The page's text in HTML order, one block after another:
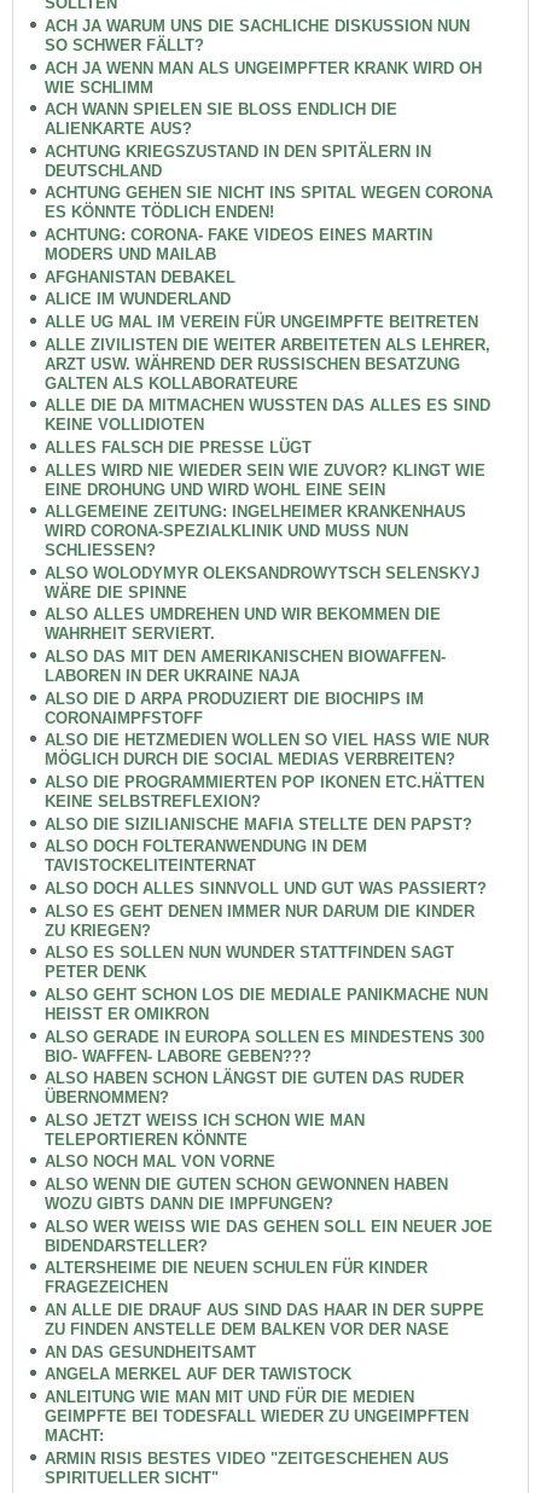
ACH JA WARUM UNS DIE SACHLICHE DISKUSSION NUN
SO SCHWER FÄLLT?
ACH JA WENN MAN ALS UNGEIMPFTER KRANK WIRD OH
WIE SCHLIMM
ACH WANN SPIELEN SIE BLOSS ENDLICH DIE
ALIENKARTE AUS?
ACHTUNG KRIEGSZUSTAND IN DEN SPITÄLERN IN
DEUTSCHLAND
ACHTUNG GEHEN SIE NICHT INS SPITAL WEGEN CORONA
ES KÖNNTE TÖDLICH ENDEN!
ACHTUNG: CORONA- FAKE VIDEOS EINES MARTIN
MODERS UND MAILAB
AFGHANISTAN DEBAKEL
ALICE IM WUNDERLAND
ALLE UG MAL IM VEREIN FÜR UNGEIMPFTE BEITRETEN
ALLE ZIVILISTEN DIE WEITER ARBEITETEN ALS LEHRER,
ARZT USW. WÄHREND DER RUSSISCHEN BESATZUNG
GALTEN ALS KOLLABORATEURE
ALLE DIE DA MITMACHEN WUSSTEN DAS ALLES ES SIND
KEINE VOLLIDIOTEN
ALLES FALSCH DIE PRESSE LÜGT
ALLES WIRD NIE WIEDER SEIN WIE ZUVOR? KLINGT WIE
EINE DROHUNG UND WIRD WOHL EINE SEIN
ALLGEMEINE ZEITUNG: INGELHEIMER KRANKENHAUS
WIRD CORONA-SPEZIALKLINIK UND MUSS NUN
SCHLIESSEN?
ALSO WOLODYMYR OLEKSANDROWYTSCH SELENSKYJ
WÄRE DIE SPINNE
ALSO ALLES UMDREHEN UND WIR BEKOMMEN DIE
WAHRHEIT SERVIERT.
ALSO DAS MIT DEN AMERIKANISCHEN BIOWAFFEN-
LABOREN IN DER UKRAINE NAJA
ALSO DIE D ARPA PRODUZIERT DIE BIOCHIPS IM
CORONAIMPFSTOFF
ALSO DIE HETZMEDIEN WOLLEN SO VIEL HASS WIE NUR
MÖGLICH DURCH DIE SOCIAL MEDIAS VERBREITEN?
ALSO DIE PROGRAMMIERTEN POP IKONEN ETC.HÄTTEN
KEINE SELBSTREFLEXION?
ALSO DIE SIZILIANISCHE MAFIA STELLTE DEN PAPST?
ALSO DOCH FOLTERANWENDUNG IN DEM
TAVISTOCKELITEINTERNAT
ALSO DOCH ALLES SINNVOLL UND GUT WAS PASSIERT?
ALSO ES GEHT DENEN IMMER NUR DARUM DIE KINDER
ZU KRIEGEN?
ALSO ES SOLLEN NUN WUNDER STATTFINDEN SAGT
PETER DENK
ALSO GEHT SCHON LOS DIE MEDIALE PANIKMACHE NUN
HEISST ER OMIKRON
ALSO GERADE IN EUROPA SOLLEN ES MINDESTENS 300
BIO- WAFFEN- LABORE GEBEN???
ALSO HABEN SCHON LÄNGST DIE GUTEN DAS RUDER
ÜBERNOMMEN?
ALSO JETZT WEISS ICH SCHON WIE MAN
TELEPORTIEREN KÖNNTE
ALSO NOCH MAL VON VORNE
ALSO WENN DIE GUTEN SCHON GEWONNEN HABEN
WOZU GIBTS DANN DIE IMPFUNGEN?
ALSO WER WEISS WIE DAS GEHEN SOLL EIN NEUER JOE
BIDENDARSTELLER?
ALTERSHEIME DIE NEUEN SCHULEN FÜR KINDER
FRAGEZEICHEN
AN ALLE DIE DRAUF AUS SIND DAS HAAR IN DER SUPPE
ZU FINDEN ANSTELLE DEM BALKEN VOR DER NASE
AN DAS GESUNDHEITSAMT
ANGELA MERKEL AUF DER TAWISTOCK
ANLEITUNG WIE MAN MIT UND FÜR DIE MEDIEN
GEIMPFTE BEI TODESFALL WIEDER ZU UNGEIMPFTEN
MACHT:
ARMIN RISIS BESTES VIDEO "ZEITGESCHEHEN AUS
SPIRITUELLER SICHT"